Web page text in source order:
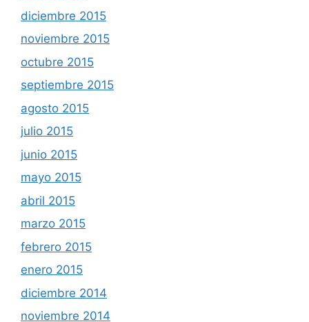
diciembre 2015
noviembre 2015
octubre 2015
septiembre 2015
agosto 2015
julio 2015
junio 2015
mayo 2015
abril 2015
marzo 2015
febrero 2015
enero 2015
diciembre 2014
noviembre 2014